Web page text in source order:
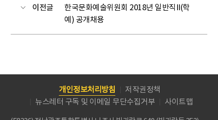
이전글
한국문화예술위원회 2018년 일반직II(학
예) 공개채용
개인정보처리방침
저작권정책
뉴스레터 구독 및 이메일 무단수집거부
사이트맵